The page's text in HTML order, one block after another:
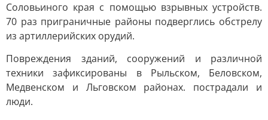
Соловьиного края с помощью взрывных устройств.
70 раз приграничные районы подверглись обстрелу
из артиллерийских орудий.
Повреждения зданий, сооружений и различной
техники зафиксированы в Рыльском, Беловском,
Медвенском и Льговском районах. пострадали и
люди.